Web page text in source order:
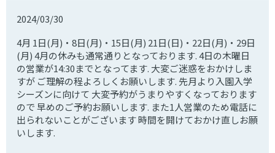
2024/03/30
4月 1日(月)・8日(月)・15日(月) 21日(日)・22日(月)・29日
(月) 4月の休みも通常通りとなっております. 4日の木曜日
の営業が14:30までとなってます. 大変ご迷惑をおかけしま
すが ご理解の程よろしくお願いします. 先月より入園入学
シーズンに向けて 大変予約がうまりやすくなっております
ので 早めのご予約お願いします. また1人営業のため電話に
出られないことがございます 時間を開けておかけ直しお願
いします.